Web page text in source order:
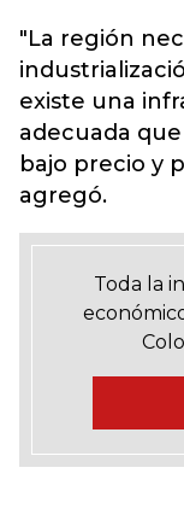
"La región
existe una
adecuada
bajo precio y
agregó.
Toda la